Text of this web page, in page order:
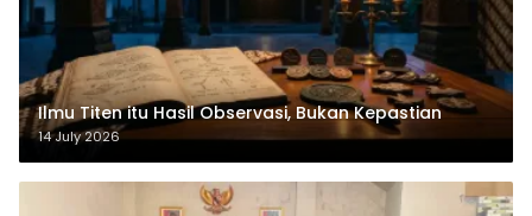
Ilmu Titen itu Hasil Observasi, Bukan Kepastian
14 July 2026